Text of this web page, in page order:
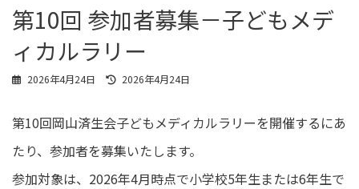
第10回 参加者募集－子どもメデ
ィカルラリー
2026年4月24日
最
新
時
2026年4月24日
第10回岡山済生会子どもメディカルラリーを開催するにあ
たり、参加者を募集いたします。
参加対象は、2026年4月時点で小学校5年生または6年生で